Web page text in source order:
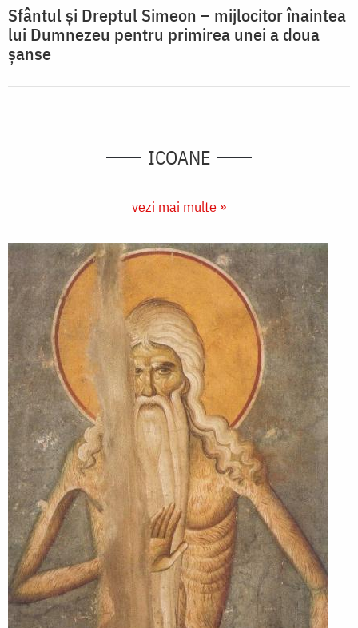
Sfântul și Dreptul Simeon – mijlocitor înaintea
lui Dumnezeu pentru primirea unei a doua
șanse
ICOANE
vezi mai multe »